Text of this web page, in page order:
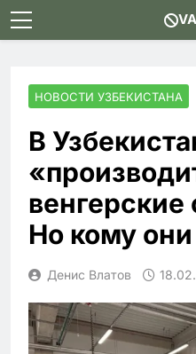
Skip
to
НОВОСТИ УЗБЕКИСТАНА
В
Но кому
Денис Влатов